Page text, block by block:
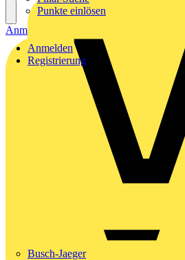
Busch-Jaeger
Punkte einlösen
Anmelden
Registrierung
Anmelden